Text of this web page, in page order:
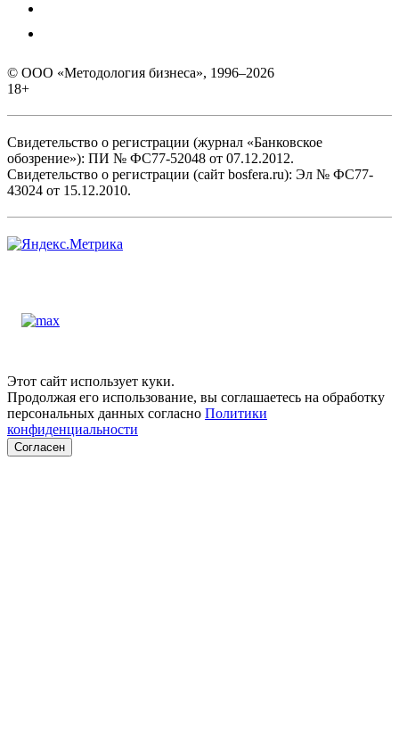
© ООО «Методология бизнеса», 1996–2026
18+
Свидетельство о регистрации (журнал «Банковское
обозрение»): ПИ № ФС77-52048 от 07.12.2012.
Свидетельство о регистрации (сайт bosfera.ru): Эл № ФС77-
43024 от 15.12.2010.
Этот сайт использует куки.
Продолжая его использование, вы соглашаетесь на обработку
персональных данных согласно Политики
конфиденциальности
Согласен